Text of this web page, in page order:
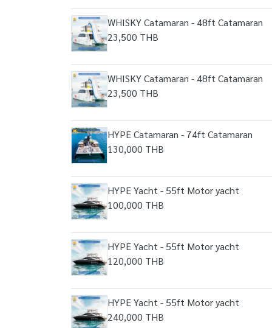
WHISKY Catamaran - 48ft Catamaran
23,500 THB
WHISKY Catamaran - 48ft Catamaran
23,500 THB
HYPE Catamaran - 74ft Catamaran
130,000 THB
HYPE Yacht - 55ft Motor yacht
100,000 THB
HYPE Yacht - 55ft Motor yacht
120,000 THB
HYPE Yacht - 55ft Motor yacht
240,000 THB